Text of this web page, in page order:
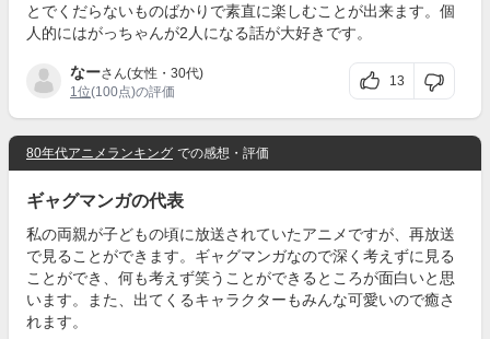
とでくだらないものばかりで素直に楽しむことが出来ます。個
人的にはがっちゃんが2人になる話が大好きです。
なーさん(女性・30代)
1位(100点)の評価
13
80年代アニメランキング での感想・評価
ギャグマンガの代表
私の両親が子どもの頃に放送されていたアニメですが、再放送
で見ることができます。ギャグマンガなので深く考えずに見る
ことができ、何も考えず笑うことができるところが面白いと思
います。また、出てくるキャラクターもみんな可愛いので癒さ
れます。